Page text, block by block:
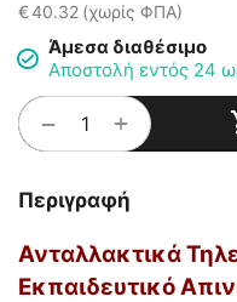
€40.32 (χωρίς ΦΠΑ)
Άμεσα διαθέσιμο
Αποστολή εντός 24
+
−
Περιγραφή
Ανταλλακτικά
Εκπαιδευτικό